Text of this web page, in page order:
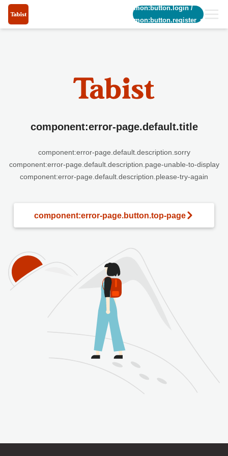
common:button.login/
common:button.register_short
component:error-page.default.title
component:error-page.default.description.sorry
component:error-page.default.description.page-unable-to-display
component:error-page.default.description.please-try-again
component:error-page.button.top-page